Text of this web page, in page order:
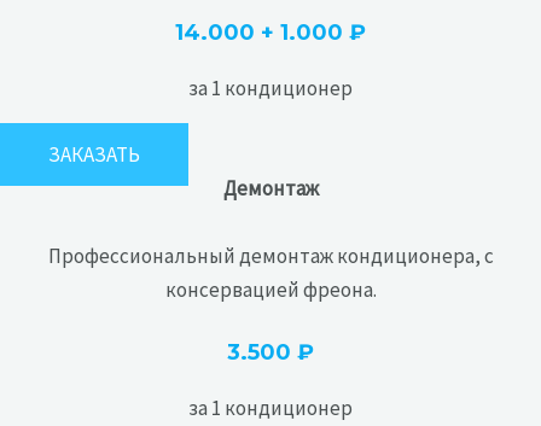
14.000 + 1.000 ₽
за 1 кондиционер
ЗАКАЗАТЬ
Демонтаж
Профессиональный демонтаж кондиционера, с
консервацией фреона.
3.500 ₽
за 1 кондиционер